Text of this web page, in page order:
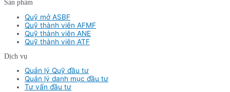
Sản phẩm
Quỹ mở ASBF
Quỹ thành viên AFMF
Quỹ thành viên ANE
Quỹ thành viên ATF
Dịch vụ
Quản lý Quỹ đầu tư
Quản lý danh mục đầu tư
Tư vấn đầu tư